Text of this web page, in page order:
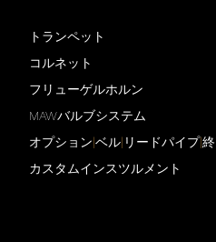
トランペット
コルネット
フリューゲルホルン
MAWバルブシステム
オプション|ベル| リードパイプ|
カスタムインスツルメント